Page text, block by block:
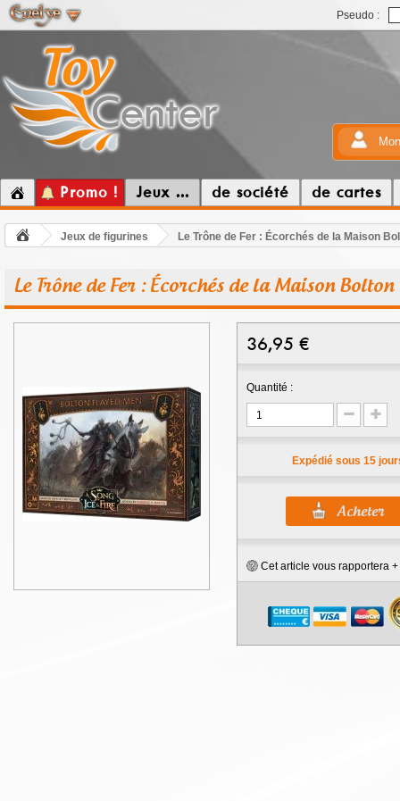
Pseudo :
Promo ! Jeux ... de société de cartes
Jeux de figurines Le Trône de Fer : Écorchés de la Maison
Le Trône de Fer : Écorchés de la Maison Bolton
36,95 €
Quantité :
Expédié sous 15
Cet article vous rapportera +